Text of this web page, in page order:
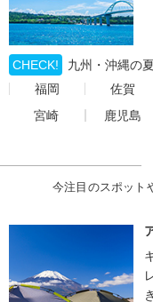
CHECK!
九州・沖縄の
福岡
佐賀
宮崎
鹿児島
今注目のスポット